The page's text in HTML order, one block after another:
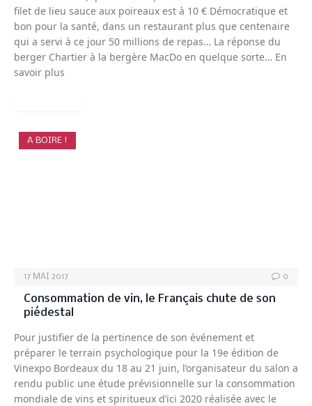
filet de lieu sauce aux poireaux est à 10 € Démocratique et
bon pour la santé, dans un restaurant plus que centenaire
qui a servi à ce jour 50 millions de repas… La réponse du
berger Chartier à la bergère MacDo en quelque sorte… En
savoir plus
A BOIRE !
17 MAI 2017 0
Consommation de vin, le Français chute de son
piédestal
Pour justifier de la pertinence de son événement et
préparer le terrain psychologique pour la 19e édition de
Vinexpo Bordeaux du 18 au 21 juin, l’organisateur du salon a
rendu public une étude prévisionnelle sur la consommation
mondiale de vins et spiritueux d’ici 2020 réalisée avec le